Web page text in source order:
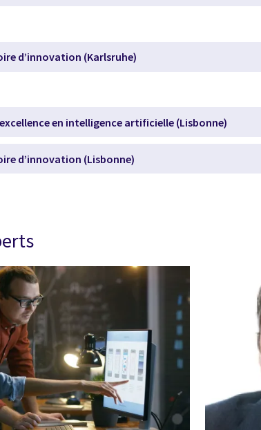
d’innovation (Karlsruhe)
en intelligence artificielle (Lisbonne)
d’innovation (Lisbonne)